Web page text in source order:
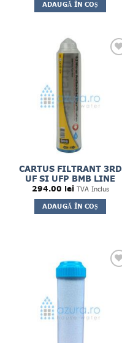
ADAUGĂ ÎN COȘ
CARTUS FILTRANT 3RD
UF SI UFP BMB LINE
294.00 lei TVA Inclus
ADAUGĂ ÎN COȘ